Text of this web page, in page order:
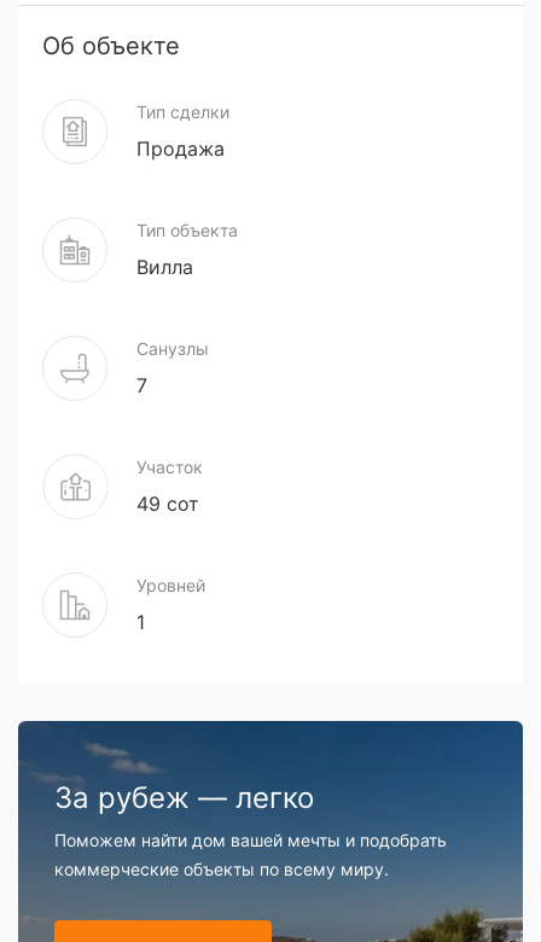
Об объекте
Тип сделки
Продажа
Тип объекта
Вилла
Санузлы
7
Участок
49 сот
Уровней
1
За рубеж — легко
Поможем найти дом вашей мечты и подобрать
коммерческие объекты по всему миру.